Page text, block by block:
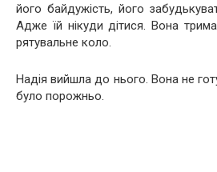
його байдужість, його
Адже їй нікуди дітися. Вона
рятувальне коло.
Надія вийшла до нього. Вона не
було порожньо.